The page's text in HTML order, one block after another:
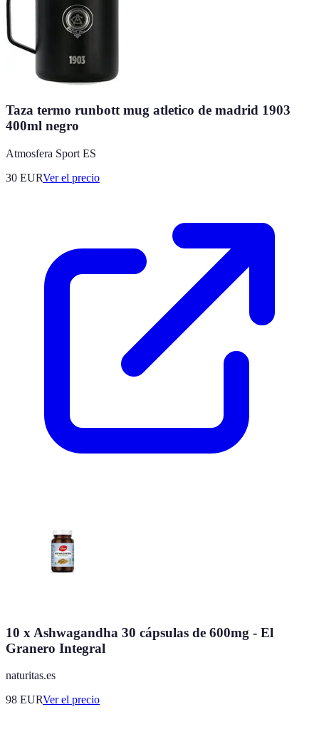
Taza termo runbott mug atletico de madrid 1903
400ml negro
Atmosfera Sport ES
30 EURVer el precio
10 x Ashwagandha 30 cápsulas de 600mg - El
Granero Integral
naturitas.es
98 EURVer el precio